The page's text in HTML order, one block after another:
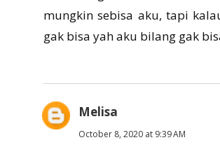
mungkin sebisa aku, tapi
gak bisa yah aku bilang gak
Melisa
October 8, 2020 at 9:39 AM